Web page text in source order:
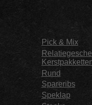
Pick & Mix
Rund
Spareribs
Speklap